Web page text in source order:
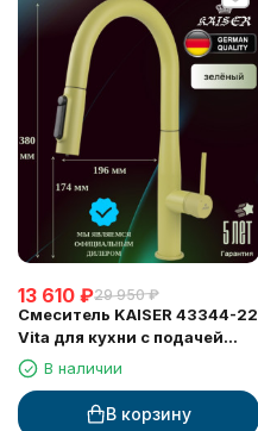
13 610 ₽29 950 ₽
Смеситель KAISER 43344-22
Vita для кухни с подачей
фильтрованной воды
В наличии
В корзину